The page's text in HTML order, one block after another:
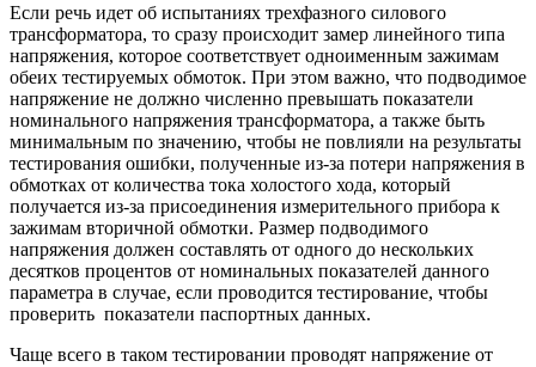
Если речь идет об испытаниях трехфазного силового
трансформатора, то сразу происходит замер линейного типа
напряжения, которое соответствует одноименным зажимам
обеих тестируемых обмоток. При этом важно, что подводимое
напряжение не должно численно превышать показатели
номинального напряжения трансформатора, а также быть
минимальным по значению, чтобы не повлияли на результаты
тестирования ошибки, полученные из-за потери напряжения в
обмотках от количества тока холостого хода, который
получается из-за присоединения измерительного прибора к
зажимам вторичной обмотки. Размер подводимого
напряжения должен составлять от одного до нескольких
десятков процентов от номинальных показателей данного
параметра в случае, если проводится тестирование, чтобы
проверить показатели паспортных данных.
Чаще всего в таком тестировании проводят напряжение от